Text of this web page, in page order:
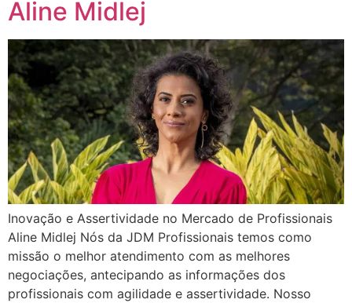
Aline Midlej
Inovação e Assertividade no Mercado de Profissionais
Aline Midlej Nós da JDM Profissionais temos como
missão o melhor atendimento com as melhores
negociações, antecipando as informações dos
profissionais com agilidade e assertividade. Nosso